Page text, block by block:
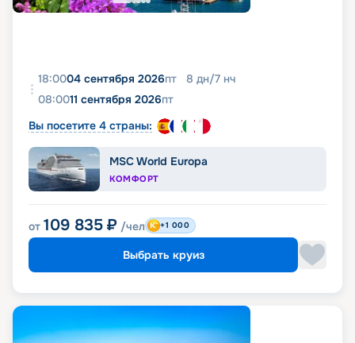
18:0004 сентября 2026пт 8 дн/7 нч
08:0011 сентября 2026пт
Вы посетите 4 страны:
MSC World Europa
КОМФОРТ
от 109 835 ₽ /чел +1 000
Выбрать круиз